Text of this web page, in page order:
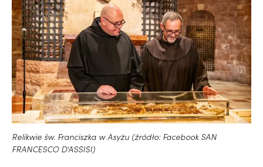
Relikwie św. Franciszka w Asyżu (źródło: Facebook SAN
FRANCESCO D'ASSISI)